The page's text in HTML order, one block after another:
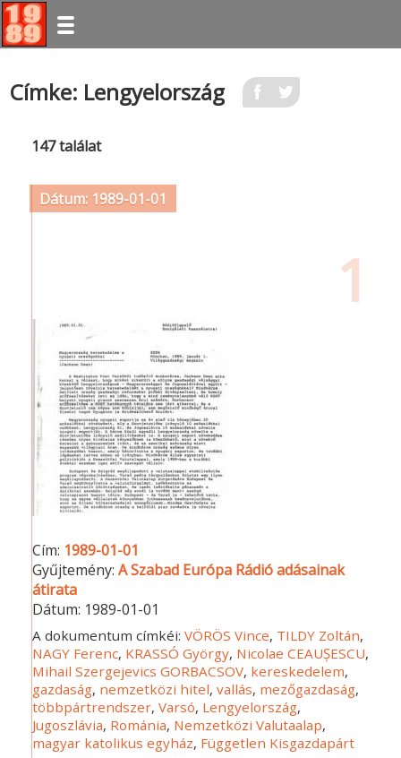
Ugrás
Címke: Lengyelország
147 találat
Dátum: 1989-01-01
1
Cím: 1989-01-01
Gyűjtemény:A Szabad Európa Rádió adásainak
átirata
Dátum: 1989-01-01
A dokumentum címkéi:VÖRÖS Vince, TILDY Zoltán,
NAGY Ferenc, KRASSÓ György, Nicolae CEAUȘESCU,
Mihail Szergejevics GORBACSOV, kereskedelem,
gazdaság, nemzetközi hitel,vallás, mezőgazdaság,
többpártrendszer,Varsó, Lengyelország,
Jugoszlávia, Románia, Nemzetközi Valutaalap,
magyar katolikus egyház, Független Kisgazdapárt